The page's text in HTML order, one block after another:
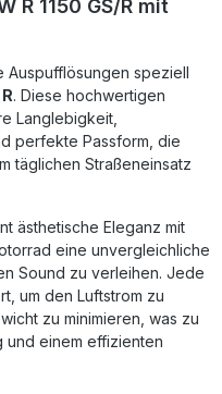
Installation wird die
empfohlen, um eine
Ihres Motorrads
der Serienanlage
Fahrerlebnis
Qualität Plug &
R 1150 GS/R mit
Auspufflösungen speziell
. Diese hochwertigen
Langlebigkeit,
perfekte Passform, die
täglichen Straßeneinsatz
ästhetische Eleganz mit
eine unvergleichliche
Sound zu verleihen. Jede
um den Luftstrom zu
zu minimieren, was zu
und einem effizienten